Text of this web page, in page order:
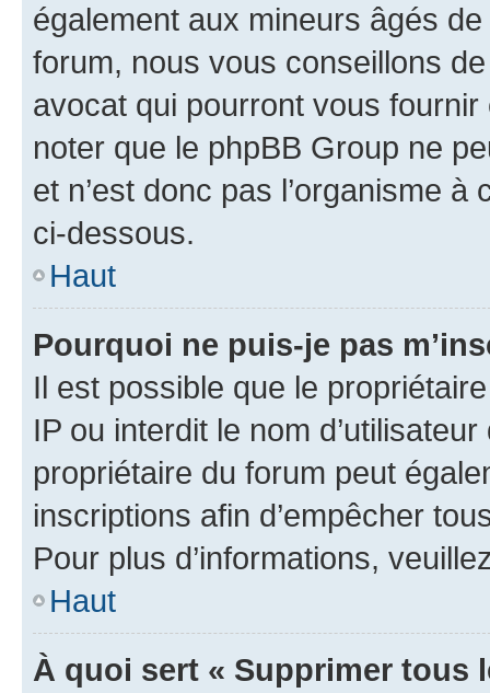
également aux mineurs âgés
forum, nous vous conseillons
avocat qui pourront vous
noter que le phpBB Group ne
et n’est donc pas l’organisme
ci-dessous.
Haut
Pourquoi ne puis-je pas
Il est possible que le
IP ou interdit le nom
propriétaire du forum peut
inscriptions afin d’empêcher
Pour plus d’informations,
Haut
À quoi sert « Supprimer tous